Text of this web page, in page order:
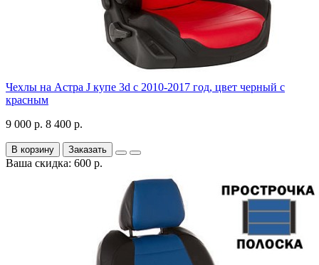
Чехлы на Астра J купе 3d с 2010-2017 год, цвет черный с
красным
9 000 р. 8 400 р.
В корзину Заказать
Ваша скидка: 600 р.